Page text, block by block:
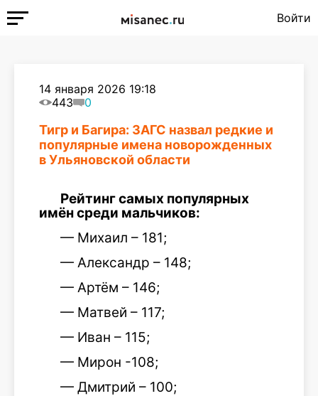
Войти
14 января 2026 19:18
443
0
Тигр и Багира: ЗАГС назвал редкие и
популярные имена новорожденных
в Ульяновской области
Рейтинг самых популярных
имён среди мальчиков:
— Михаил – 181;
— Александр – 148;
— Артём – 146;
— Матвей – 117;
— Иван – 115;
— Мирон -108;
— Дмитрий – 100;